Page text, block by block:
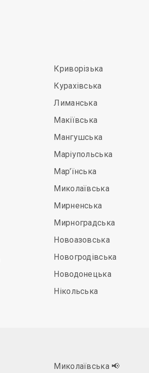
Криворізька
Курахівська
Лиманська
Макіївська
Мангушська
Маріупольська
Мар’їнська
Миколаївська
Мирненська
Мирноградська
Новоазовська
Новогродівська
Новодонецька
Нікольська
Миколаївська 📢